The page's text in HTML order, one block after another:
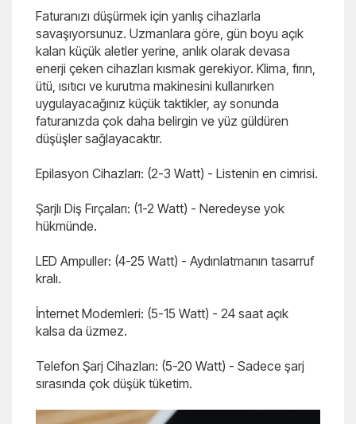
Faturanızı düşürmek için yanlış cihazlarla
savaşıyorsunuz. Uzmanlara göre, gün boyu açık
kalan küçük aletler yerine, anlık olarak devasa
enerji çeken cihazları kısmak gerekiyor. Klima, fırın,
ütü, ısıtıcı ve kurutma makinesini kullanırken
uygulayacağınız küçük taktikler, ay sonunda
faturanızda çok daha belirgin ve yüz güldüren
düşüşler sağlayacaktır.
Epilasyon Cihazları: (2-3 Watt) - Listenin en cimrisi.
Şarjlı Diş Fırçaları: (1-2 Watt) - Neredeyse yok
hükmünde.
LED Ampuller: (4-25 Watt) - Aydınlatmanın tasarruf
kralı.
İnternet Modemleri: (5-15 Watt) - 24 saat açık
kalsa da üzmez.
Telefon Şarj Cihazları: (5-20 Watt) - Sadece şarj
sırasında çok düşük tüketim.